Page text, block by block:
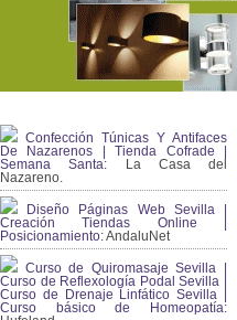
Confección Túnicas Y Antifaces
De Nazarenos | Tienda Cofrade |
Semana Santa: La Casa del
Nazareno.
Diseño Páginas Web Sevilla |
Creación Tiendas Online |
Posicionamiento:AndaluNet
Curso de Quiromasaje Sevilla |
Curso de Reflexología Podal Sevilla |
Curso de Drenaje Linfático Sevilla |
Curso básico de Homeopatía: